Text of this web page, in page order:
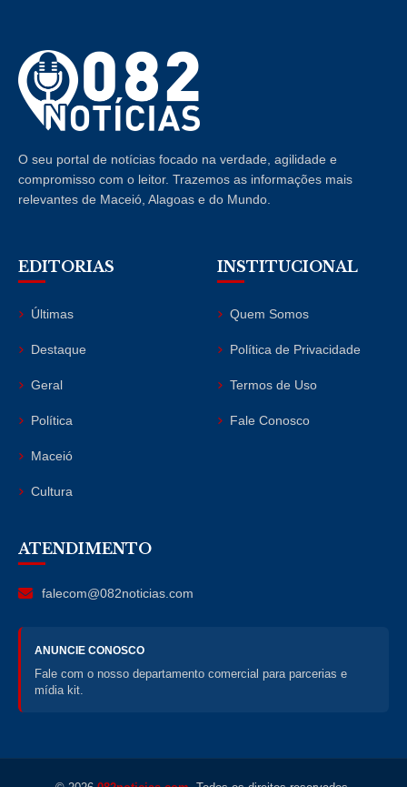
O seu portal de notícias focado na verdade, agilidade e
compromisso com o leitor. Trazemos as informações mais
relevantes de Maceió, Alagoas e do Mundo.
EDITORIAS
Últimas
Destaque
Geral
Política
Maceió
Cultura
INSTITUCIONAL
Quem Somos
Política de Privacidade
Termos de Uso
Fale Conosco
ATENDIMENTO
falecom@082noticias.com
ANUNCIE CONOSCO
Fale com o nosso departamento comercial para parcerias e
mídia kit.